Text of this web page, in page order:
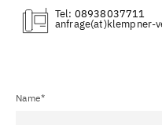
Tel: 08938037711
(at)
Name*